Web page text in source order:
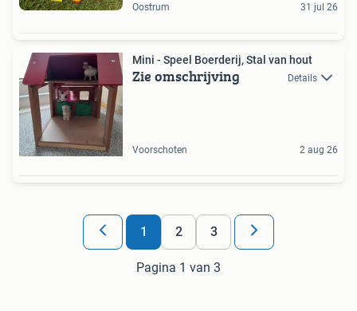
Oostrum 31 jul 26
Mini - Speel Boerderij, Stal van hout
Zie omschrijving Details
Voorschoten 2 aug 26
1 2 3
Pagina 1 van 3